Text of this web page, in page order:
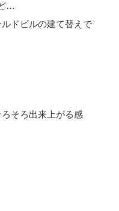
…
ドビルの建て替えで
そろ出来上がる感